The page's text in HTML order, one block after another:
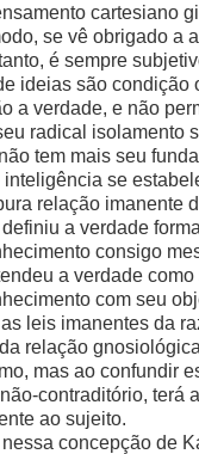
cartesiano
se vê obrigado a
é sempre
ideias são condição
a verdade, e não
radical isolamento
tem mais seu
se
relação imanente
a verdade
consigo
a verdade como
com seu
leis imanentes da
relação
mas ao confundir
contraditório, terá
ao sujeito.
concepção de